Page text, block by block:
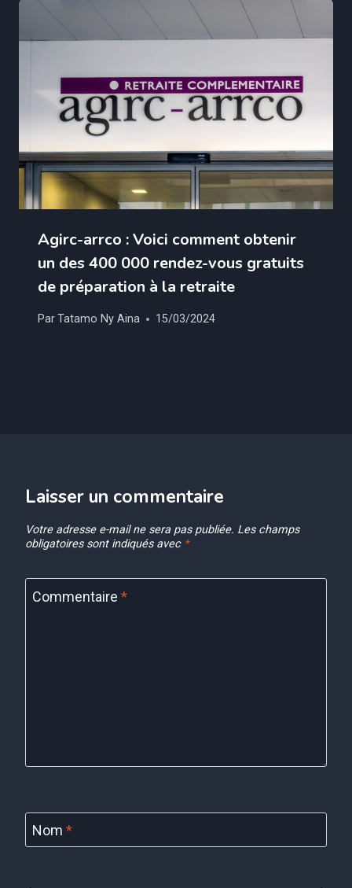
Agirc-arrco : Voici comment obtenir
un des 400 000 rendez-vous gratuits
de préparation à la retraite
ParTatamo Ny Aina 15/03/2024
Laisser un commentaire
Votre adresse e-mail ne sera pas publiée. Les champs
obligatoires sont indiqués avec *
Commentaire *
Nom *